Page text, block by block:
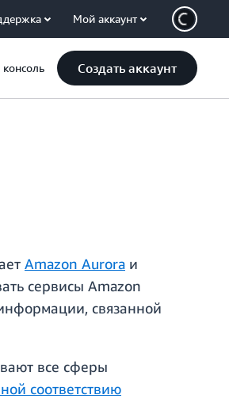
Мой аккаунт
Создать аккаунт
Amazon Aurora и
сервисы Amazon
связанной
все сферы
соответствию